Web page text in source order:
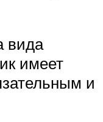
вида
имеет
и